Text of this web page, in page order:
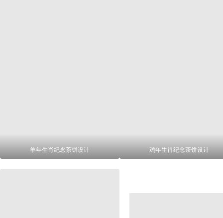
羊年生肖纪念茶饼设计 鸡年生肖纪念茶饼设计